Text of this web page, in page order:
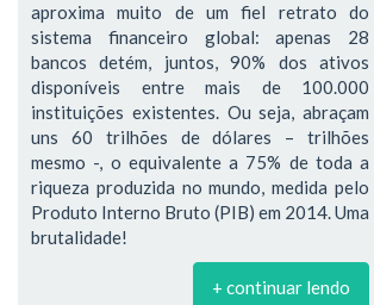
aproxima muito de um fiel retrato do
sistema financeiro global: apenas 28
bancos detém, juntos, 90% dos ativos
disponíveis entre mais de 100.000
instituições existentes. Ou seja, abraçam
uns 60 trilhões de dólares – trilhões
mesmo -, o equivalente a 75% de toda a
riqueza produzida no mundo, medida pelo
Produto Interno Bruto (PIB) em 2014. Uma
brutalidade!
+ continuar lendo